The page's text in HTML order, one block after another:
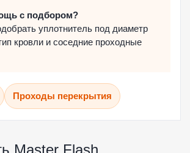
с подбором?
уплотнитель под диаметр
кровли и соседние проходные
Проходы перекрытия
Master Flash